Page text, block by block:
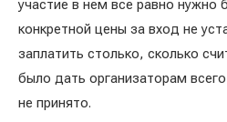
участие в нем все равно нужно
конкретной цены за вход не
заплатить столько, сколько
было дать организаторам
не принято.